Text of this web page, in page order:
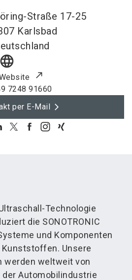
Straße 17-25
Karlsbad
language
7248 91660
per E-Mail
Technologie
die SONOTRONIC
und Komponenten
Unsere
werden weltweit von
der Automobilindustrie